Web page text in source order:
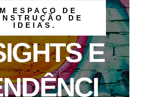
ESPAÇO DE
DE
IDEIAS.
E